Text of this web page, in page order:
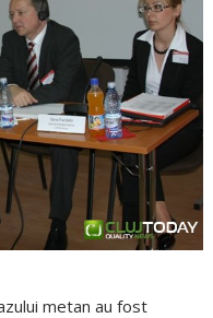
metan au fost